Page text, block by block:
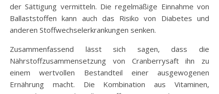
der Sättigung vermitteln. Die regelmäßige Einnahme von
Ballaststoffen kann auch das Risiko von Diabetes und
anderen Stoffwechselerkrankungen senken.
Zusammenfassend lässt sich sagen, dass die
Nährstoffzusammensetzung von Cranberrysaft ihn zu
einem wertvollen Bestandteil einer ausgewogenen
Ernährung macht. Die Kombination aus Vitaminen,